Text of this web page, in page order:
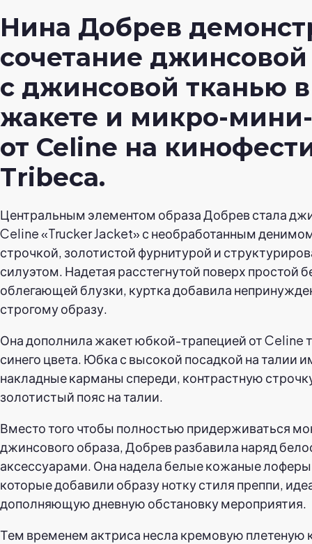
Нина Добрев
сочетание
с джинсовой тканью в
жакете и микро-
от Celine на
Tribeca.
Центральным элементом образа Добрев стала
Celine «Trucker Jacket» с необработанным
строчкой, золотистой фурнитурой и
силуэтом. Надетая расстегнутой поверх простой
облегающей блузки, куртка добавила
строгому образу.
Она дополнила жакет юбкой-трапецией от Celine
синего цвета. Юбка с высокой посадкой на талии
накладные карманы спереди, контрастную
золотистый пояс на талии.
Вместо того чтобы полностью придерживаться
джинсового образа, Добрев разбавила наряд
аксессуарами. Она надела белые кожаные
которые добавили образу нотку стиля преппи,
дополняющую дневную обстановку мероприятия.
Тем временем актриса несла кремовую плетеную